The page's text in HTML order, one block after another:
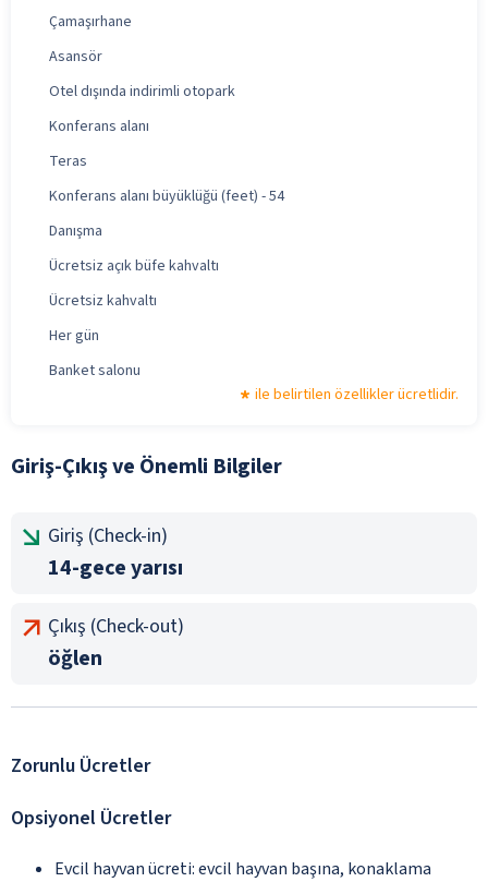
Çamaşırhane
Asansör
Otel dışında indirimli otopark
Konferans alanı
Teras
Konferans alanı büyüklüğü (feet) - 54
Danışma
Ücretsiz açık büfe kahvaltı
Ücretsiz kahvaltı
Her gün
Banket salonu
ile belirtilen özellikler ücretlidir.
Giriş-Çıkış ve Önemli Bilgiler
Giriş (Check-in)
14-gece yarısı
Çıkış (Check-out)
öğlen
Zorunlu Ücretler
Opsiyonel Ücretler
Evcil hayvan ücreti: evcil hayvan başına, konaklama